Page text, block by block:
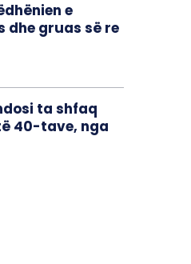
e
dhe gruas së re
ta shfaq
40-tave, nga